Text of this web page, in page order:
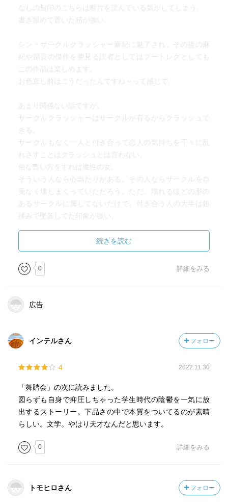
なしの無印のこちらは断片を読んでいる気がしてしまう。
書き留めて置いた感が強い。
シン・サークルクラッシャー麻紀に魅了され、その後の麻
紀や部長の傑作を夢見る読者としてはブートレグとしても
この作品は楽しめます。
お色直し前はこうだったんですね～って感じで。
あまり関係ない話ですが。
サークルクラッシャーはサークルが有るからクラッシュで
きる。
サークルもなく一人と付き合って恋人の気持ちを千々に乱
れさすことはクラッシュとは言わない。
俗な言い方をすれば魔性の女。
そういう人なら心当たりがある。その人ならサークルを自
覚なく壊しまくっていただろう。ただ、壊れるほどの形の
あるサークルに属してないだけで、付き合う人の大半は錐
揉みで墜落してた印象が強い。
とシン・サークルクラッシャー麻紀とサークルクラッシャ
ー麻紀を読んで思い至った。
事程左様に色々考えさせてくれて記憶をいじくり回す良い
競争はしない。ただ苦しむだけ。
アナザーストーリーとしての「紅一点物語」も読みたい。
命くれない～命あげない～♪
続きを読む
0 詳細をみる
広告
インテルさん フォロー
4 2022.11.30
「舞踏会」の次に読みました。
図らずも自身で抑圧しちゃった学生時代の陰鬱を一気に放
出するストーリー。下品さの中で本質をついてるのが素晴
らしい。文学。やはり天才なんだと思います。
0 詳細をみる
トモヒロさん フォロー